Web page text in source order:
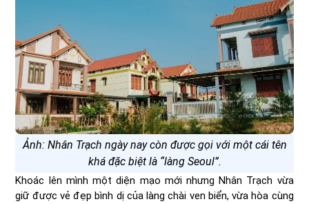
Ảnh: Nhân Trạch ngày nay còn được gọi với một cái tên
khá đặc biệt là “làng Seoul”.
Khoác lên mình một diện mạo mới nhưng Nhân Trạch vừa
giữ được vẻ đẹp bình dị của làng chài ven biển, vừa hòa cùng